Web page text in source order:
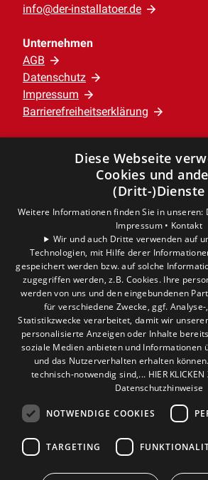
info@der-installatoer.de
Unternehmen
AGB
Datenschutz
Impressum
Barrierefreiheitserklärung
Leistungen
Standort
Verden
Diese Webseite
Cookies und
(Dritt-)Dienste
Weitere Informationen finden Sie in unseren:
Impressum • Kontakt
Wir und auch Dritte verwenden auf
Technologien, mit Hilfe derer
gespeichert werden bzw. auf solche
zugegriffen werden, z.B. Cookies. Ihre
werden von uns und den eingebundenen
für verschiedene Zwecke, ggf.
Statistikzwecke verarbeitet, damit wir
personalisierte Anzeigen oder Inhalte
soziale Medien anbieten und Informationen
und das Nutzerverhalten erhalten
technisch-notwendig sind,... HIER KLICKEN
Datenschutzhinweise
NOTWENDIGE COOKIES
TARGETING